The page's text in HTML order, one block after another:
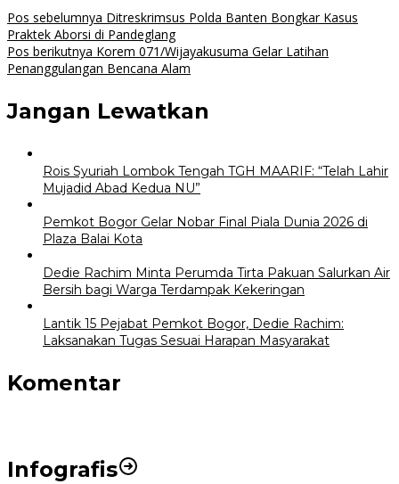
Navigasi
pos
Pos sebelumnya Ditreskrimsus Polda Banten Bongkar Kasus
Praktek Aborsi di Pandeglang
Pos berikutnya Korem 071/Wijayakusuma Gelar Latihan
Penanggulangan Bencana Alam
Jangan Lewatkan
Rois Syuriah Lombok Tengah TGH MAARIF: “Telah Lahir
Mujadid Abad Kedua NU”
Pemkot Bogor Gelar Nobar Final Piala Dunia 2026 di
Plaza Balai Kota
Dedie Rachim Minta Perumda Tirta Pakuan Salurkan Air
Bersih bagi Warga Terdampak Kekeringan
Lantik 15 Pejabat Pemkot Bogor, Dedie Rachim:
Laksanakan Tugas Sesuai Harapan Masyarakat
Komentar
Infografis